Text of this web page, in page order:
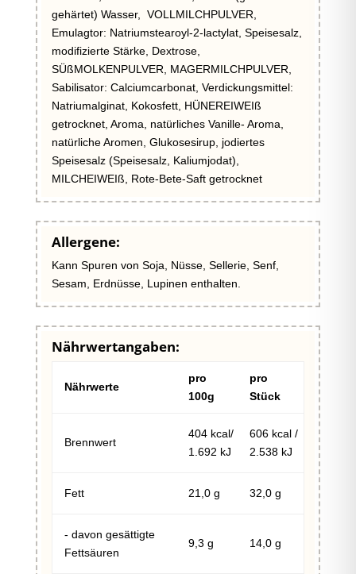
gehärtet) Wasser, VOLLMILCHPULVER,
Emulagtor: Natriumstearoyl-2-lactylat, Speisesalz,
modifizierte Stärke, Dextrose,
SÜßMOLKENPULVER, MAGERMILCHPULVER,
Sabilisator: Calciumcarbonat, Verdickungsmittel:
Natriumalginat, Kokosfett, HÜNEREIWEIß
getrocknet, Aroma, natürliches Vanille- Aroma,
natürliche Aromen, Glukosesirup, jodiertes
Speisesalz (Speisesalz, Kaliumjodat),
MILCHEIWEIß, Rote-Bete-Saft getrocknet
Allergene:
Kann Spuren von Soja, Nüsse, Sellerie, Senf,
Sesam, Erdnüsse, Lupinen enthalten.
Nährwertangaben:
Nährwerte
pro
100g
pro
Stück
Brennwert
404 kcal/
1.692 kJ
606 kcal /
2.538 kJ
Fett 21,0g 32,0g
- davon gesättigte
Fettsäuren
9,3 g 14,0g